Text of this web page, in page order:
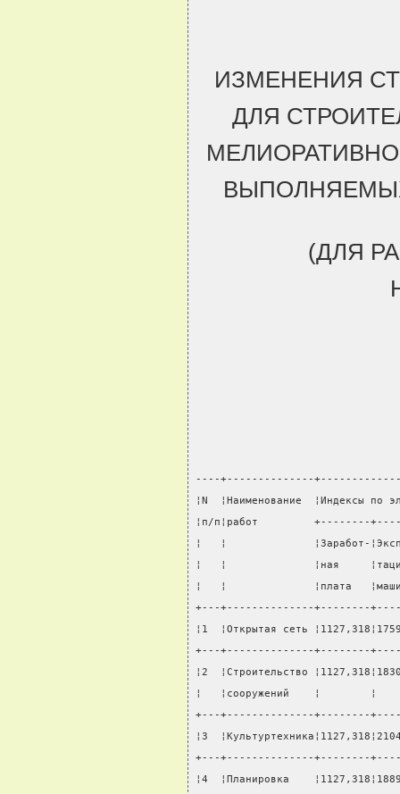
ИЗМЕНЕНИЯ
ДЛЯ
(ДЛЯ
----+--------------
¦N  ¦Наименование
¦п/п¦работ         +--------
¦   ¦              ¦Заработ-
¦   ¦              ¦ная     ¦тация
¦   ¦              ¦плата
+---+--------------+--------
¦1  ¦Открытая сеть
+---+--------------+--------
¦2  ¦Строительство
¦   ¦сооружений    ¦
+---+--------------+--------
¦3
+---+--------------+--------
¦4  ¦Планировка